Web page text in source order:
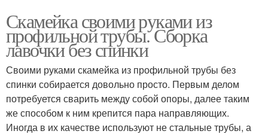
Скамейка своими руками из
профильной трубы. Сборка
лавочки без спинки
Своими руками скамейка из профильной трубы без
спинки собирается довольно просто. Первым делом
потребуется сварить между собой опоры, далее таким
же способом к ним крепится пара направляющих.
Иногда в их качестве используют не стальные трубы, а